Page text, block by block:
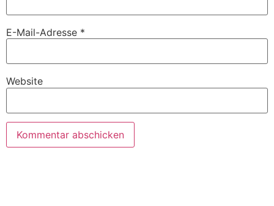
E-Mail-Adresse *
Website